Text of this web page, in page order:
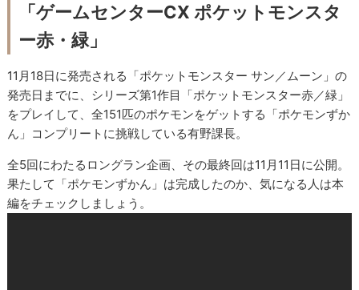
「ゲームセンターCX ポケットモンスタ
ー赤・緑」
11月18日に発売される「ポケットモンスター サン／ムーン」の
発売日までに、シリーズ第1作目「ポケットモンスター赤／緑」
をプレイして、全151匹のポケモンをゲットする「ポケモンずか
ん」コンプリートに挑戦している有野課長。
全5回にわたるロングラン企画、その最終回は11月11日に公開。
果たして「ポケモンずかん」は完成したのか、気になる人は本
編をチェックしましょう。